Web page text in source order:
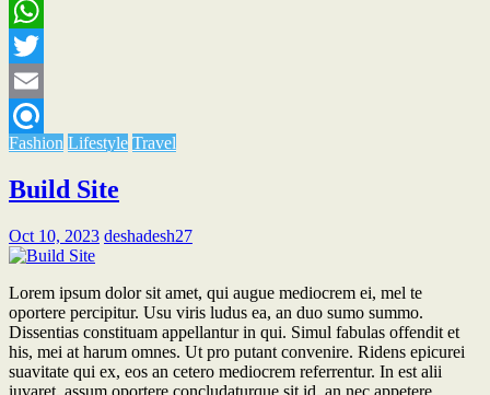
Facebook
WhatsApp
Twitter
Email
Refind
Fashion Lifestyle Travel
Build Site
Oct 10, 2023 deshadesh27
Lorem ipsum dolor sit amet, qui augue mediocrem ei, mel te
oportere percipitur. Usu viris ludus ea, an duo sumo summo.
Dissentias constituam appellantur in qui. Simul fabulas offendit et
his, mei at harum omnes. Ut pro putant convenire. Ridens epicurei
suavitate qui ex, eos an cetero mediocrem referrentur. In est alii
iuvaret, assum oportere concludaturque sit id, an nec appetere